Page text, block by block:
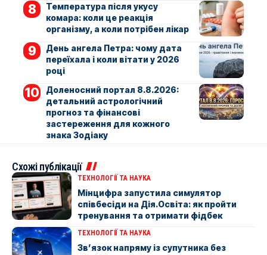
Температура після укусу
комара: коли це реакція
організму, а коли потрібен лікар
День ангела Петра: чому дата
переїхала і коли вітати у 2026
році
Доленосний портал 8.8.2026:
детальний астрологічний
прогноз та фінансові
застереження для кожного
знака Зодіаку
Схожі публікації
ТЕХНОЛОГІЇ ТА НАУКА
Мінцифра запустила симулятор
співбесіди на Дія.Освіта: як пройти
тренування та отримати фідбек
ТЕХНОЛОГІЇ ТА НАУКА
Зв’язок напряму із супутника без